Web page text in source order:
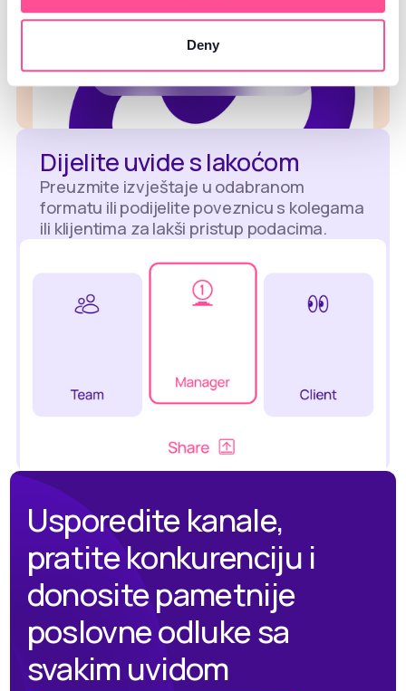
Deny
Dijelite uvide s lakoćom
Preuzmite izvještaje u odabranom
formatu ili podijelite poveznicu s kolegama
ili klijentima za lakši pristup podacima.
Usporedite kanale,
pratite konkurenciju i
donosite pametnije
poslovne odluke sa
svakim uvidom